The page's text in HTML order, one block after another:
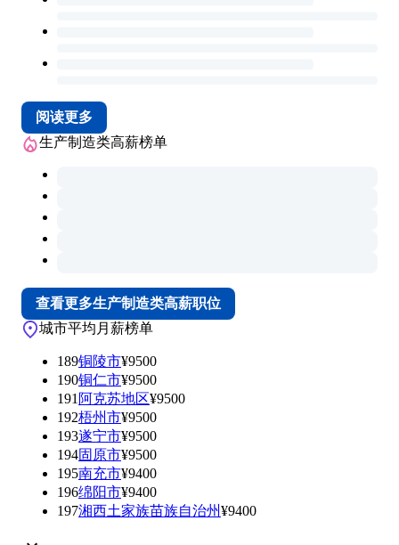
阅读更多
生产制造类高薪榜单
查看更多生产制造类高薪职位
城市平均月薪榜单
189铜陵市¥9500
190铜仁市¥9500
191 阿克苏地区¥9500
192梧州市¥9500
193遂宁市¥9500
194固原市¥9500
195南充市¥9400
196绵阳市¥9400
197湘西土家族苗族自治州¥9400